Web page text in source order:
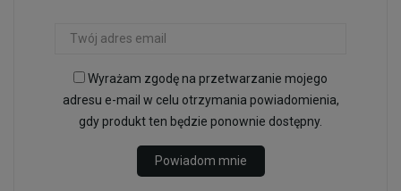
Wyrażam zgodę na przetwarzanie mojego
adresu e-mail w celu otrzymania powiadomienia,
gdy produkt ten będzie ponownie dostępny.
Powiadom mnie